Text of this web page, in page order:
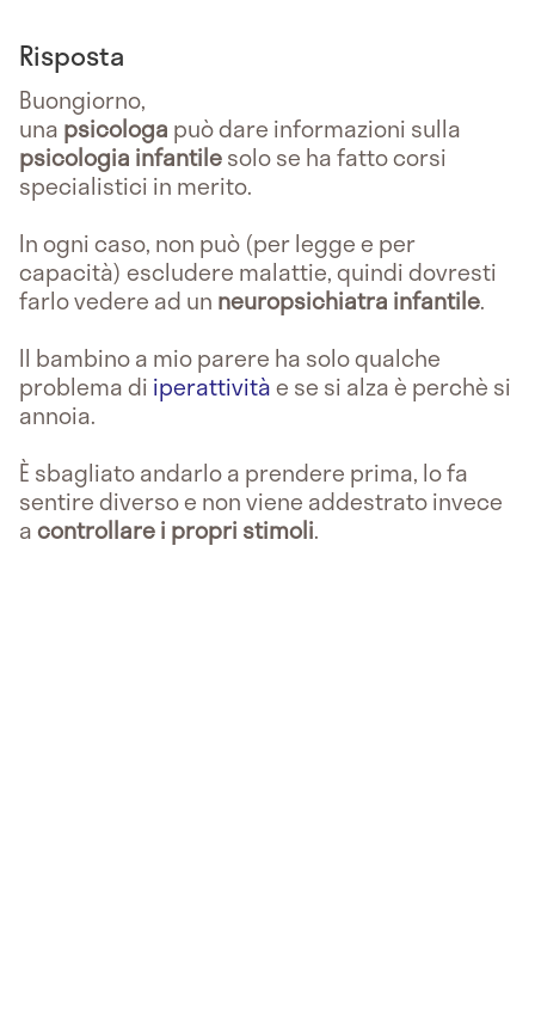
Risposta
Buongiorno,
una psicologa può dare informazioni sulla
psicologia infantilesolo se ha fatto corsi
specialistici in merito.
In ogni caso, non può (per legge e per
capacità) escludere malattie, quindi dovresti
farlo vedere ad un neuropsichiatra infantile.
Il bambino a mio parere ha solo qualche
problema di iperattivitàe se si alza è perchè si
annoia.
È sbagliato andarlo a prendere prima, lo fa
sentire diverso e non viene addestrato invece
acontrollare i propri stimoli.